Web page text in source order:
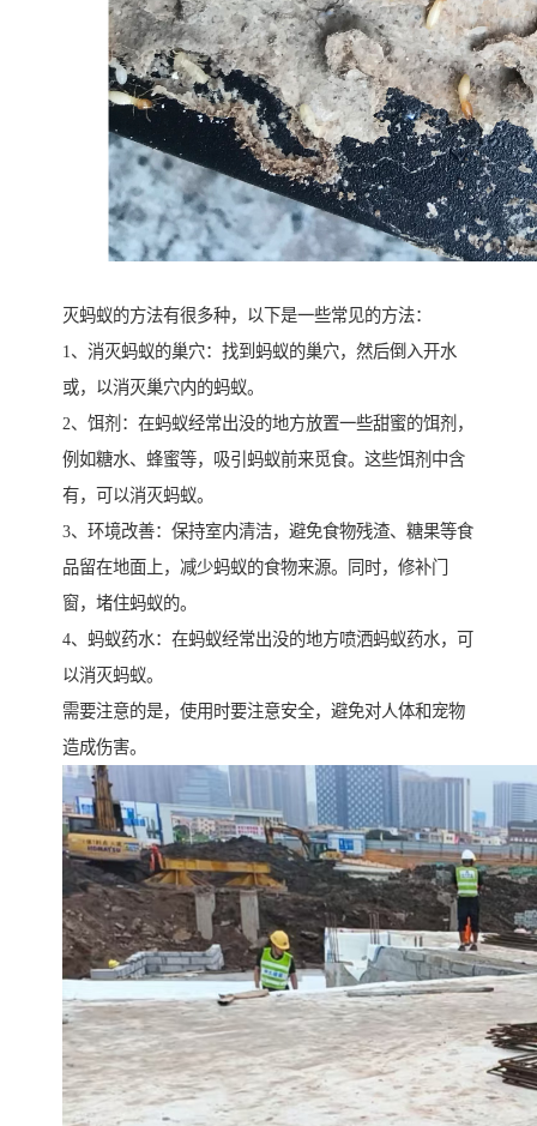
灭蚂蚁的方法有很多种，以下是一些常见的方法：
1、消灭蚂蚁的巢穴：找到蚂蚁的巢穴，然后倒入开水
或，以消灭巢穴内的蚂蚁。
2、饵剂：在蚂蚁经常出没的地方放置一些甜蜜的饵剂，
例如糖水、蜂蜜等，吸引蚂蚁前来觅食。这些饵剂中含
有，可以消灭蚂蚁。
3、环境改善：保持室内清洁，避免食物残渣、糖果等食
品留在地面上，减少蚂蚁的食物来源。同时，修补门
窗，堵住蚂蚁的。
4、蚂蚁药水：在蚂蚁经常出没的地方喷洒蚂蚁药水，可
以消灭蚂蚁。
需要注意的是，使用时要注意安全，避免对人体和宠物
造成伤害。